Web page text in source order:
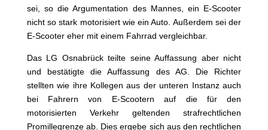
sei, so die Argumentation des Mannes, ein E-Scooter
nicht so stark motorisiert wie ein Auto. Außerdem sei der
E-Scooter eher mit einem Fahrrad vergleichbar.
Das LG Osnabrück teilte seine Auffassung aber nicht
und bestätigte die Auffassung des AG. Die Richter
stellten wie ihre Kollegen aus der unteren Instanz auch
bei Fahrern von E-Scootern auf die für den
motorisierten Verkehr geltenden strafrechtlichen
Promillegrenze ab. Dies ergebe sich aus den rechtlichen